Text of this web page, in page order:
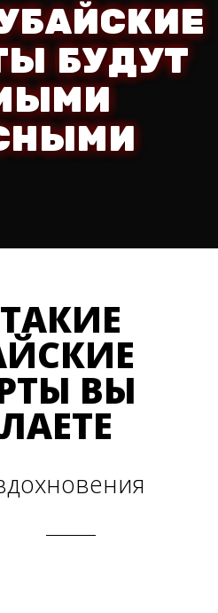
БУДУТ
ВЫ